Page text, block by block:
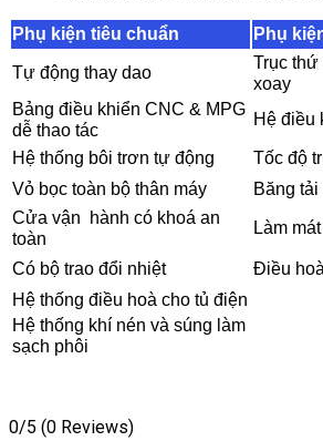
Phụ kiện tiêu chuẩn Phụ
Tự động thay dao
Trục thứ
xoay
Bảng điều khiển CNC & MPG
dễ thao tác
Hệ điều
Hệ thống bôi trơn tự động
Tốc độ
Vỏ bọc toàn bộ thân máy
Băng tải
Cửa vận hành có khoá an
toàn
Làm
Có bộ trao đổi nhiệt
Điều
Hệ thống điều hoà cho tủ điện
Hệ thống khí nén và súng làm
sạch phôi
0/5 (0 Reviews)